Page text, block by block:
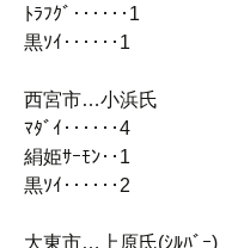
ﾄﾗﾌｸﾞ‥‥‥1
黒ｿｲ‥‥‥1
西宮市…小浜氏
ﾏﾀﾞｲ‥‥‥4
絹姫ｻｰﾓﾝ‥1
黒ｿｲ‥‥‥2
大東市…上原氏(ｼﾙﾊﾞｰ)